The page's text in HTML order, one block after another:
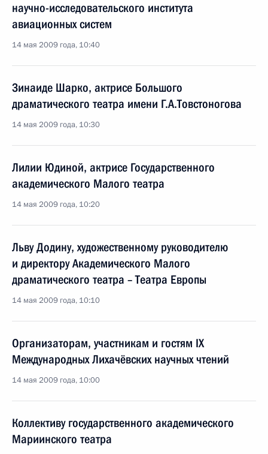
научно-исследовательского института
авиационных систем
14 мая 2009 года, 10:40
Зинаиде Шарко, актрисе Большого
драматического театра имени Г.А.Товстоногова
14 мая 2009 года, 10:30
Лилии Юдиной, актрисе Государственного
академического Малого театра
14 мая 2009 года, 10:20
Льву Додину, художественному руководителю
и директору Академического Малого
драматического театра – Театра Европы
14 мая 2009 года, 10:10
Организаторам, участникам и гостям IX
Международных Лихачёвских научных чтений
14 мая 2009 года, 10:00
Коллективу государственного академического
Мариинского театра